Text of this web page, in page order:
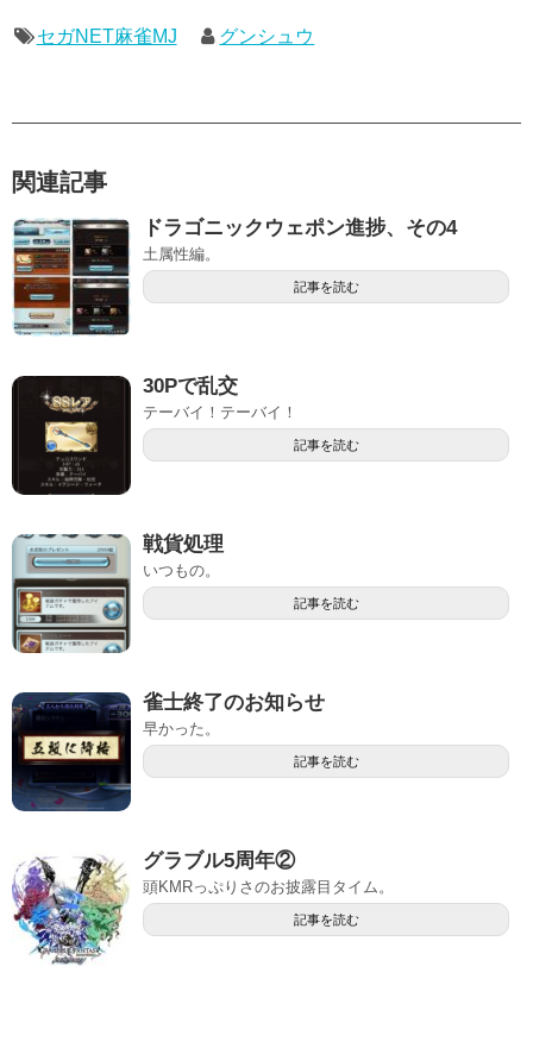
セガNET麻雀MJ グンシュウ
関連記事
ドラゴニックウェポン進捗、その4
土属性編。
記事を読む
30Pで乱交
テーバイ！テーバイ！
記事を読む
戦貨処理
いつもの。
記事を読む
雀士終了のお知らせ
早かった。
記事を読む
グラブル5周年②
頭KMRっぷりさのお披露目タイム。
記事を読む